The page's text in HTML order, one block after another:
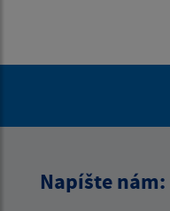
Napíšte nám: